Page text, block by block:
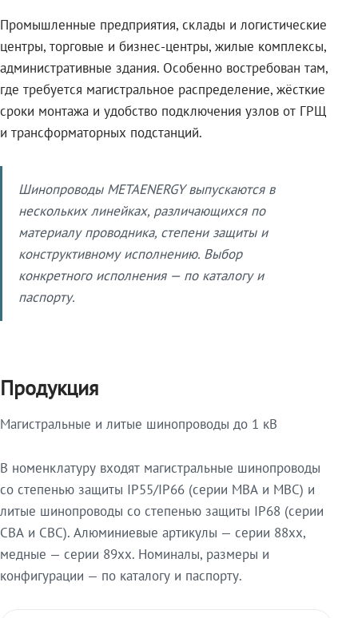
Промышленные предприятия, склады и логистические
центры, торговые и бизнес-центры, жилые комплексы,
административные здания. Особенно востребован там,
где требуется магистральное распределение, жёсткие
сроки монтажа и удобство подключения узлов от ГРЩ
и трансформаторных подстанций.
Шинопроводы METAENERGY выпускаются в
нескольких линейках, различающихся по
материалу проводника, степени защиты и
конструктивному исполнению. Выбор
конкретного исполнения — по каталогу и
паспорту.
Продукция
Магистральные и литые шинопроводы до 1 кВ
В номенклатуру входят магистральные шинопроводы
со степенью защиты IP55/IP66 (серии МВА и МВС) и
литые шинопроводы со степенью защиты IP68 (серии
СВА и СВС). Алюминиевые артикулы — серии 88xx,
медные — серии 89xx. Номиналы, размеры и
конфигурации — по каталогу и паспорту.